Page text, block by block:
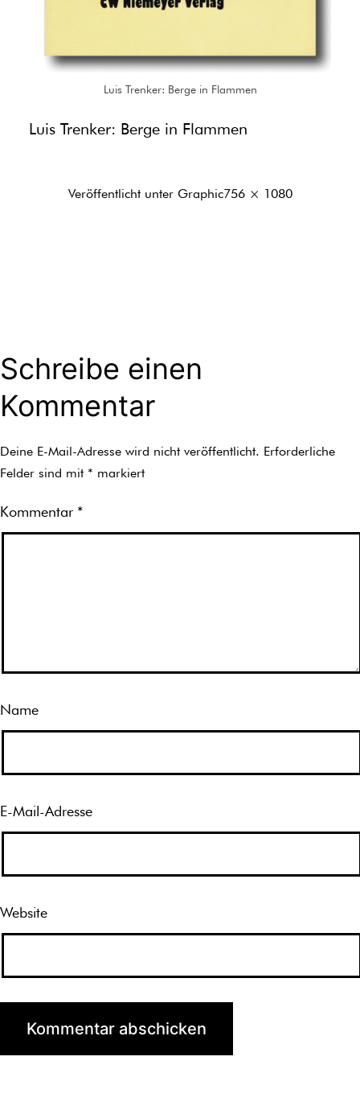
Luis Trenker: Berge in Flammen
Luis Trenker: Berge in Flammen
Veröffentlicht unter GraphicOriginalgröße
756 × 1080
Schreibe einen
Kommentar
Deine E-Mail-Adresse wird nicht veröffentlicht. Erforderliche
Felder sind mit * markiert
Kommentar *
Name
E-Mail-Adresse
Website